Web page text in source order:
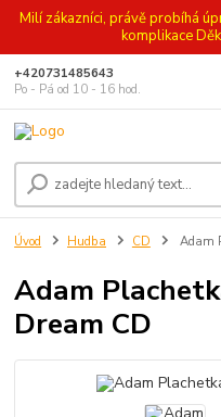
Milí zákazníci, právě probíhá
komplikace
+420731485643
Po - Pá od 10 - 16 hod.
Úvod Hudba CD Adam
Adam
Dream CD